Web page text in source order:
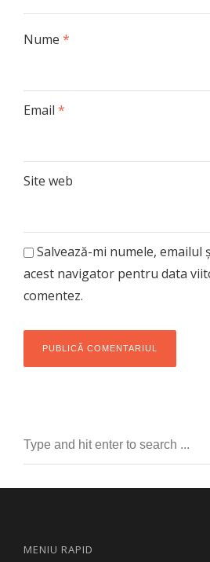
Nume *
Email *
Site web
Salvează-mi numele, emailul
acest navigator pentru data
comentez.
MENIU RAPID